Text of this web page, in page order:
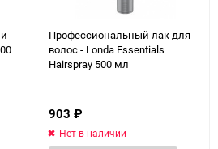
-
Профессиональный лак для
волос - Londa Essentials
Hairspray 500 мл
903 ₽
Нет в наличии